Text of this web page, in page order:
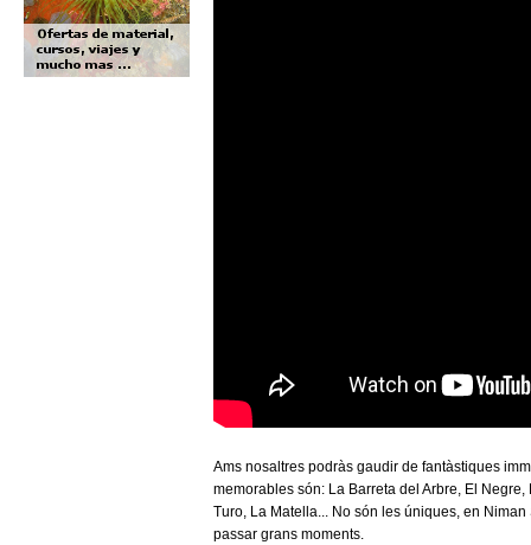
Ams nosaltres podràs gaudir de fantàstiques
memorables són: La Barreta del Arbre, El
Turo, La Matella... No són les úniques, en
passar grans moments.